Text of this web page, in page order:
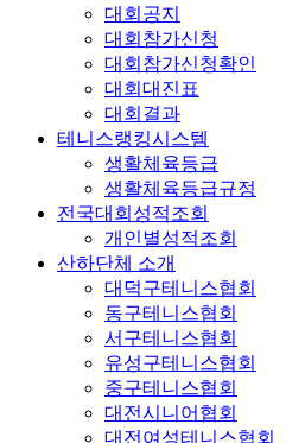
대회공지
대회참가신청
대회참가신청확인
대회대진표
대회결과
테니스랭킹시스템
생활체육등급
생활체육등급규정
전국대회성적조회
개인별성적조회
산하단체 소개
대덕구테니스협회
동구테니스협회
서구테니스협회
유성구테니스협회
중구테니스협회
대전시니어협회
대전여성테니스협회